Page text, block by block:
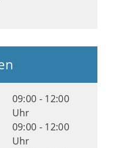
09:00 - 12:00
Uhr
09:00 - 12:00
Uhr